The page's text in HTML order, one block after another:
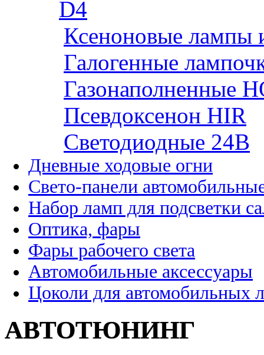
D4
Ксеноновые лампы
Галогенные
Газонаполненные
Псевдоксенон HIR
Cветодиодные 24B
Дневные ходовые огни
Свето-панели
Набор ламп для подсветки
Оптика, фары
Фары рабочего света
Автомобильные аксессуары
Цоколи для автомобильных
АВТОТЮНИНГ